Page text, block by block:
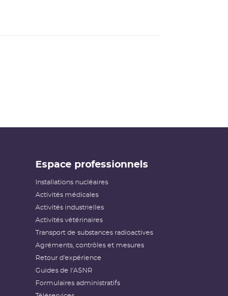
Espace professionnels
Installations nucléaires
Activités médicales
Activités industrielles
Activités vétérinaires
Transport de substances radioactives
Agréments, contrôles et mesures
Retour d'expérience
Guides de l'ASNR
Formulaires administratifs